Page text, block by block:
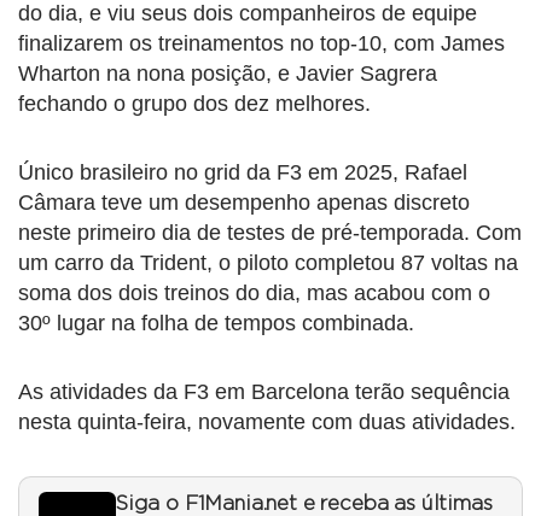
do dia, e viu seus dois companheiros de equipe
finalizarem os treinamentos no top-10, com James
Wharton na nona posição, e Javier Sagrera
fechando o grupo dos dez melhores.
Único brasileiro no grid da F3 em 2025, Rafael
Câmara teve um desempenho apenas discreto
neste primeiro dia de testes de pré-temporada. Com
um carro da Trident, o piloto completou 87 voltas na
soma dos dois treinos do dia, mas acabou com o
30º lugar na folha de tempos combinada.
As atividades da F3 em Barcelona terão sequência
nesta quinta-feira, novamente com duas atividades.
Siga o F1Mania.net e receba as últimas